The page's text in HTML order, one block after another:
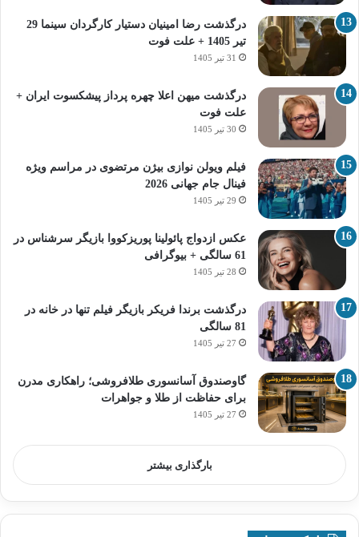
درگذشت رضا امینیان دستیار کارگردان سینما 29
تیر 1405 + علت فوت
31 تیر 1405
درگذشت میهن اعلا چهره پرداز پیشکسوت ایران +
علت فوت
30 تیر 1405
فیلم ویولن نوازی بیژن مرتضوی در مراسم ویژه
فینال جام جهانی 2026
29 تیر 1405
عکس ازدواج پائولینا پوریزکووا بازیگر سرشناس در
61 سالگی + بیوگرافی
28 تیر 1405
درگذشت برندا فریکر بازیگر فیلم تنها در خانه در
81 سالگی
27 تیر 1405
گاوصندوق آسانسوری طلافروشی؛ راهکاری مدرن
برای حفاظت از طلا و جواهرات
27 تیر 1405
بارگذاری بیشتر